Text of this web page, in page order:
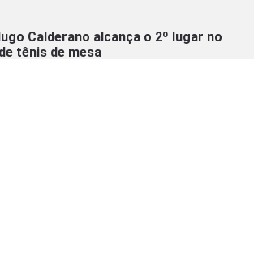
Calderano alcança o 2º lugar no
tênis de mesa